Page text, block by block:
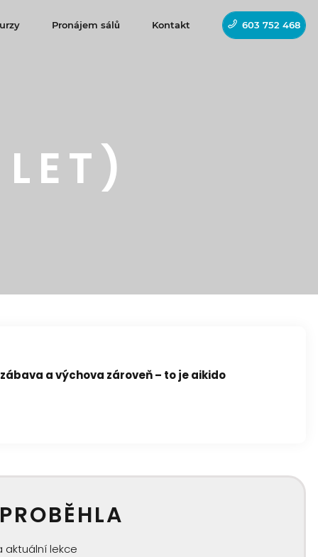
Pronájem sálů Kontakt 603 752 468
a výchova zároveň – to je aikido
aktuální lekce